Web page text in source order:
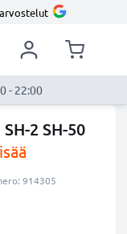
arvostelut
- 22:00
2 SH-50
914305